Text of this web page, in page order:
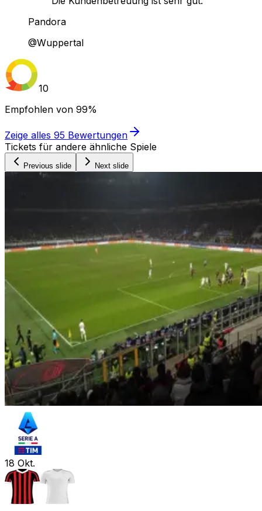
Pandora
@Wuppertal
10
Empfohlen von 99%
Zeige alles 95 Bewertungen
Tickets für andere ähnliche Spiele
Previous slide Next slide
18 Okt.